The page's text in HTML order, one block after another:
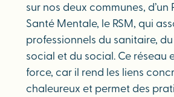
sur nos deux communes, d’un
Santé Mentale, le RSM, qui
professionnels du sanitaire,
social et du social. Ce réseau
force, car il rend les liens
chaleureux et permet des